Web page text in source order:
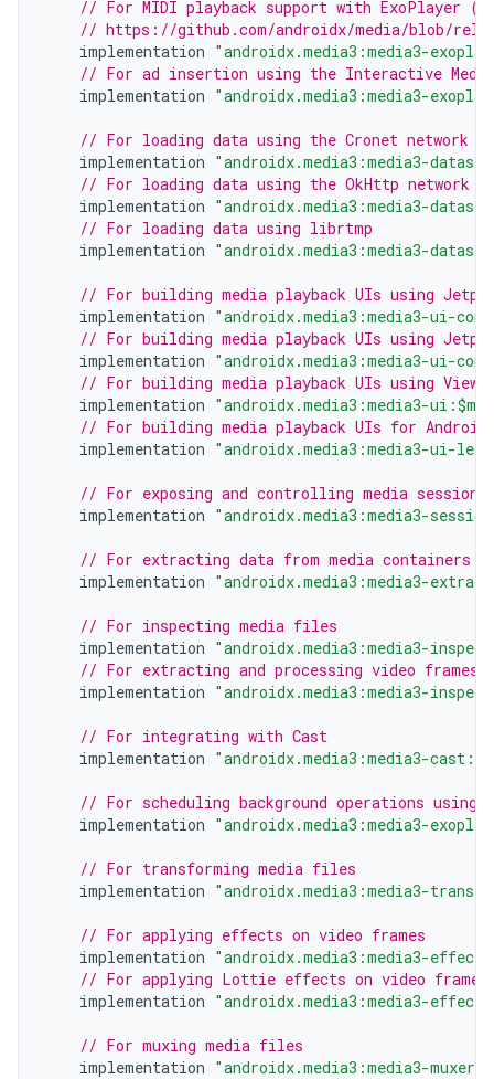
// For MIDI playback support with ExoPlayer
// https://github.com/androidx/media/blob/
implementation "androidx.media3:media3-
// For ad insertion using the Interactive Media
implementation "androidx.media3:media3-
// For loading data using the Cronet network
implementation "androidx.media3:media3-
// For loading data using the OkHttp network
implementation "androidx.media3:media3-
// For loading data using librtmp
implementation "androidx.media3:media3-
// For building media playback UIs using
implementation "androidx.media3:media3-ui-
// For building media playback UIs using
implementation "androidx.media3:media3-ui-
// For building media playback UIs using Views
implementation "androidx.media3:media3-
// For building media playback UIs for
implementation "androidx.media3:media3-ui-
// For exposing and controlling media sessions
implementation "androidx.media3:media3-
// For extracting data from media containers
implementation "androidx.media3:media3-
// For inspecting media files
implementation "androidx.media3:media3-
// For extracting and processing video frames
implementation "androidx.media3:media3-
// For integrating with Cast
implementation "androidx.media3:media3-
// For scheduling background operations using
implementation "androidx.media3:media3-
// For transforming media files
implementation "androidx.media3:media3-
// For applying effects on video frames
implementation "androidx.media3:media3-
// For applying Lottie effects on video frames
implementation "androidx.media3:media3-
// For muxing media files
implementation "androidx.media3:media3-